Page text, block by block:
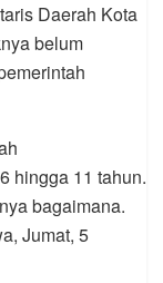
Daerah Kota
belum
hingga 11 tahun.
bagaimana.
Jumat, 5